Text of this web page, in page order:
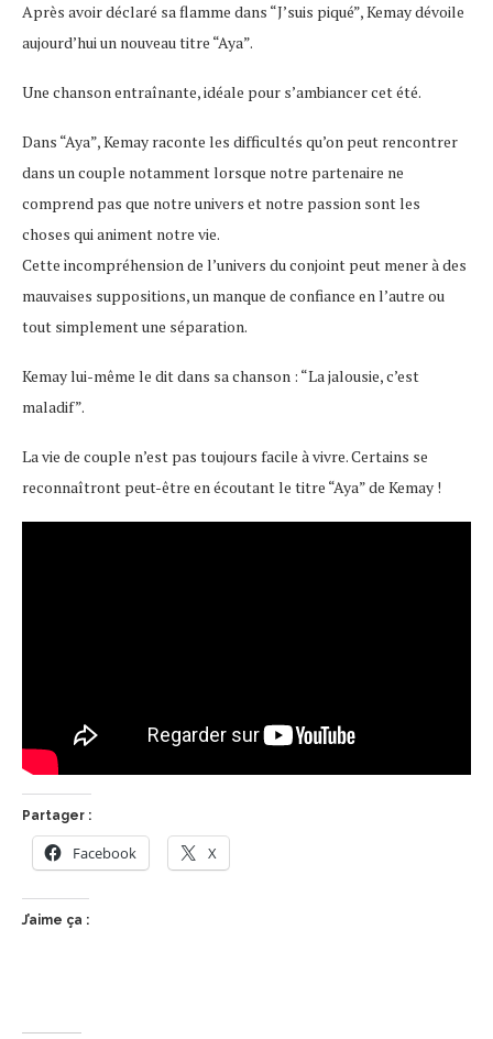
Après avoir déclaré sa flamme dans “J’suis piqué”, Kemay dévoile
aujourd’hui un nouveau titre “Aya”.
Une chanson entraînante, idéale pour s’ambiancer cet été.
Dans “Aya”, Kemay raconte les difficultés qu’on peut rencontrer
dans un couple notamment lorsque notre partenaire ne
comprend pas que notre univers et notre passion sont les
choses qui animent notre vie.
Cette incompréhension de l’univers du conjoint peut mener à des
mauvaises suppositions, un manque de confiance en l’autre ou
tout simplement une séparation.
Kemay lui-même le dit dans sa chanson : “La jalousie, c’est
maladif”.
La vie de couple n’est pas toujours facile à vivre. Certains se
reconnaîtront peut-être en écoutant le titre “Aya” de Kemay !
Partager :
Facebook X
J’aime ça :